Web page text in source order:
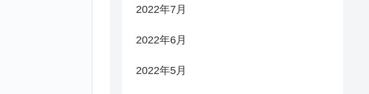
2022年7月
2022年6月
2022年5月